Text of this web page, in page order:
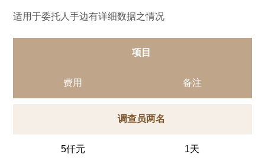
适用于委托人手边有详细数据之情况
项目
费用 备注
调查员两名
5仟元 1天